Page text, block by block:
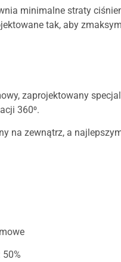
minimalne straty
tak, aby
zaprojektowany
360⁰.
na zewnątrz, a